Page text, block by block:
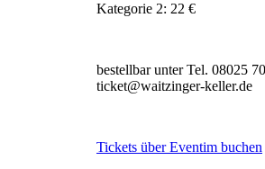
Kategorie 2: 22 €
bestellbar unter Tel. 08025
ticket@waitzinger-keller.de
Tickets über Eventim buchen